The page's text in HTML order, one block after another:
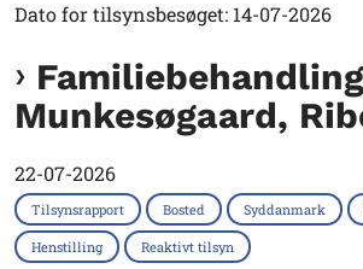
Dato for tilsynsbesøget: 14-07-2026
Familiebehandling
Munkesøgaard,
22-07-2026
Tilsynsrapport Bosted Syddanmark
Henstilling Reaktivt tilsyn